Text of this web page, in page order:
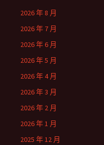
2026 年 8 月
2026 年 7 月
2026 年 6 月
2026 年 5 月
2026 年 4 月
2026 年 3 月
2026 年 2 月
2026 年 1 月
2025 年 12 月